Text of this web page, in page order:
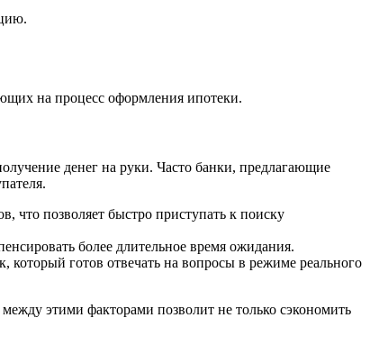
на процесс оформления ипотеки.
денег на руки. Часто банки, предлагающие
что позволяет быстро приступать к поиску
более длительное время ожидания.
готов отвечать на вопросы в режиме реального
этими факторами позволит не только сэкономить